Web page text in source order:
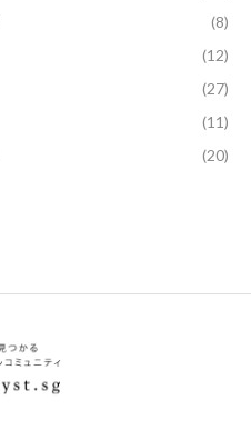
(8)
(12)
(27)
(11)
(20)